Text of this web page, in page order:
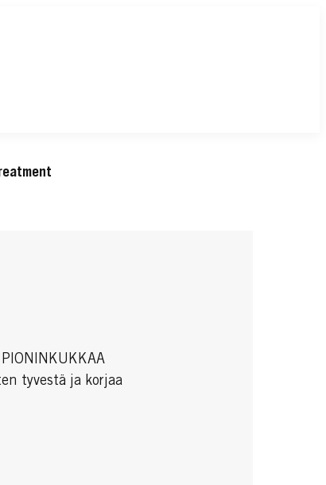
tyvestä ja korjaa